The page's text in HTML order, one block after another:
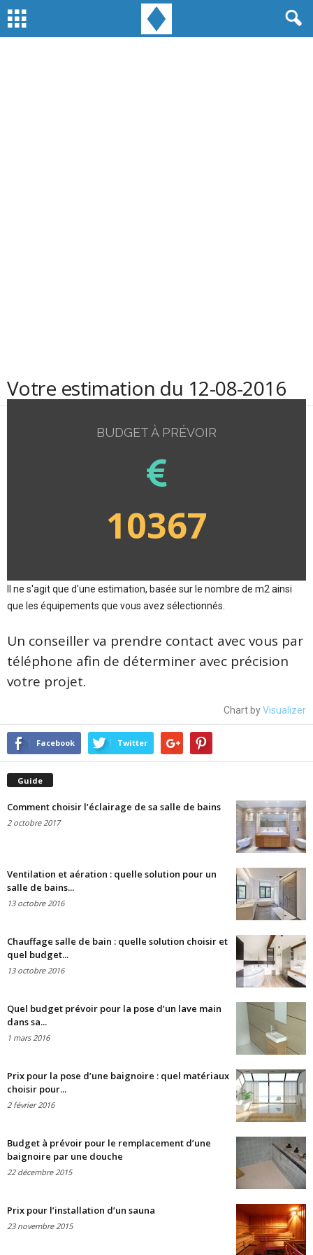
Votre estimation du 12-08-2016
BUDGET À PRÉVOIR
10367
Il ne s'agit que d'une estimation, basée sur le nombre de m2 ainsi
que les équipements que vous avez sélectionnés.
Un conseiller va prendre contact avec vous par
téléphone afin de déterminer avec précision
votre projet.
Chart byVisualizer
Facebook Twitter
Guide
Comment choisir l’éclairage de sa salle de bains
2 octobre 2017
Ventilation et aération : quelle solution pour un
salle de bains...
13 octobre 2016
Chauffage salle de bain : quelle solution choisir et
quel budget...
13 octobre 2016
Quel budget prévoir pour la pose d’un lave main
dans sa...
1 mars 2016
Prix pour la pose d’une baignoire : quel matériaux
choisir pour...
2 février 2016
Budget à prévoir pour le remplacement d’une
baignoire par une douche
22 décembre 2015
Prix pour l’installation d’un sauna
23 novembre 2015